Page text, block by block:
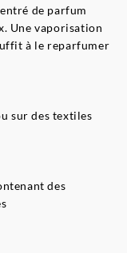
de parfum
Une vaporisation
à le reparfumer
sur des textiles
des